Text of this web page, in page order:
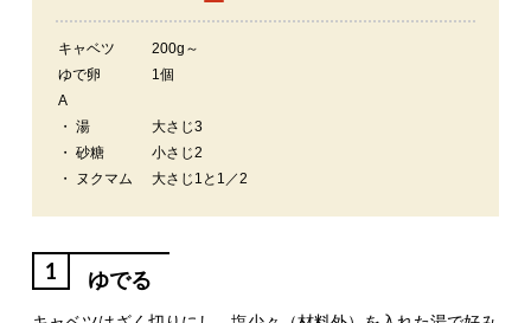
キャベツ
200g～
ゆで卵
1個
A
・ 湯
大さじ3
・ 砂糖
小さじ2
・ ヌクマム
大さじ1と1／2
1 ゆでる